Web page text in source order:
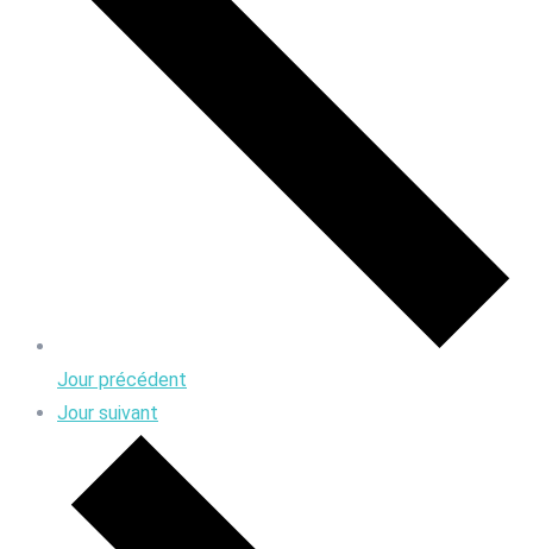
Jour précédent
Jour suivant